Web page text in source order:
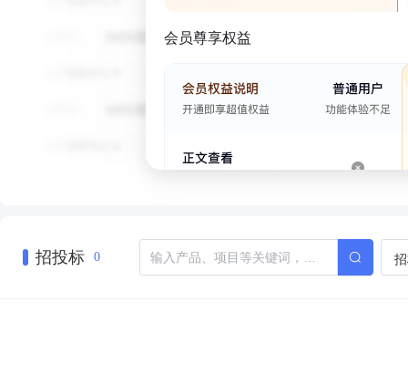
会员尊享权益
招投标 0